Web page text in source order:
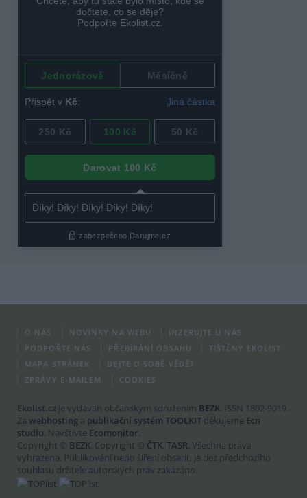
O NÁS NOVINKY NA WEBU
INZERUJTE U NÁS
PODPOŘTE NÁS
PŘEBÍRÁNÍ OBSAHU
TIŠTĚNÝ EKOLIST
MAPA STRÁNEK
DEJTE O SOBĚ VĚDĚT
ZPRÁVY E-MAILEM
COOKIES
Ekolist.cz je vydáván občanským sdružením BEZK. ISSN 1802-9019.
Za webhosting a publikační systém TOOLKIT děkujeme Ecn
studiu. Navštivte Ecomonitor.
Copyright © BEZK. Copyright © ČTK, TASR. Všechna práva
vyhrazena. Publikování nebo šíření obsahu je bez předchozího
souhlasu držitele autorských práv zakázáno.